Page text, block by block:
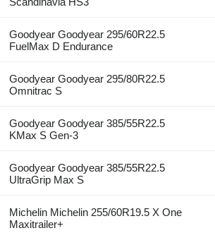
Goodyear Goodyear 295/60R22.5
FuelMax D Endurance
Goodyear Goodyear 295/80R22.5
Omnitrac S
Goodyear Goodyear 385/55R22.5
KMax S Gen-3
Goodyear Goodyear 385/55R22.5
UltraGrip Max S
Michelin Michelin 255/60R19.5 X One
Maxitrailer+